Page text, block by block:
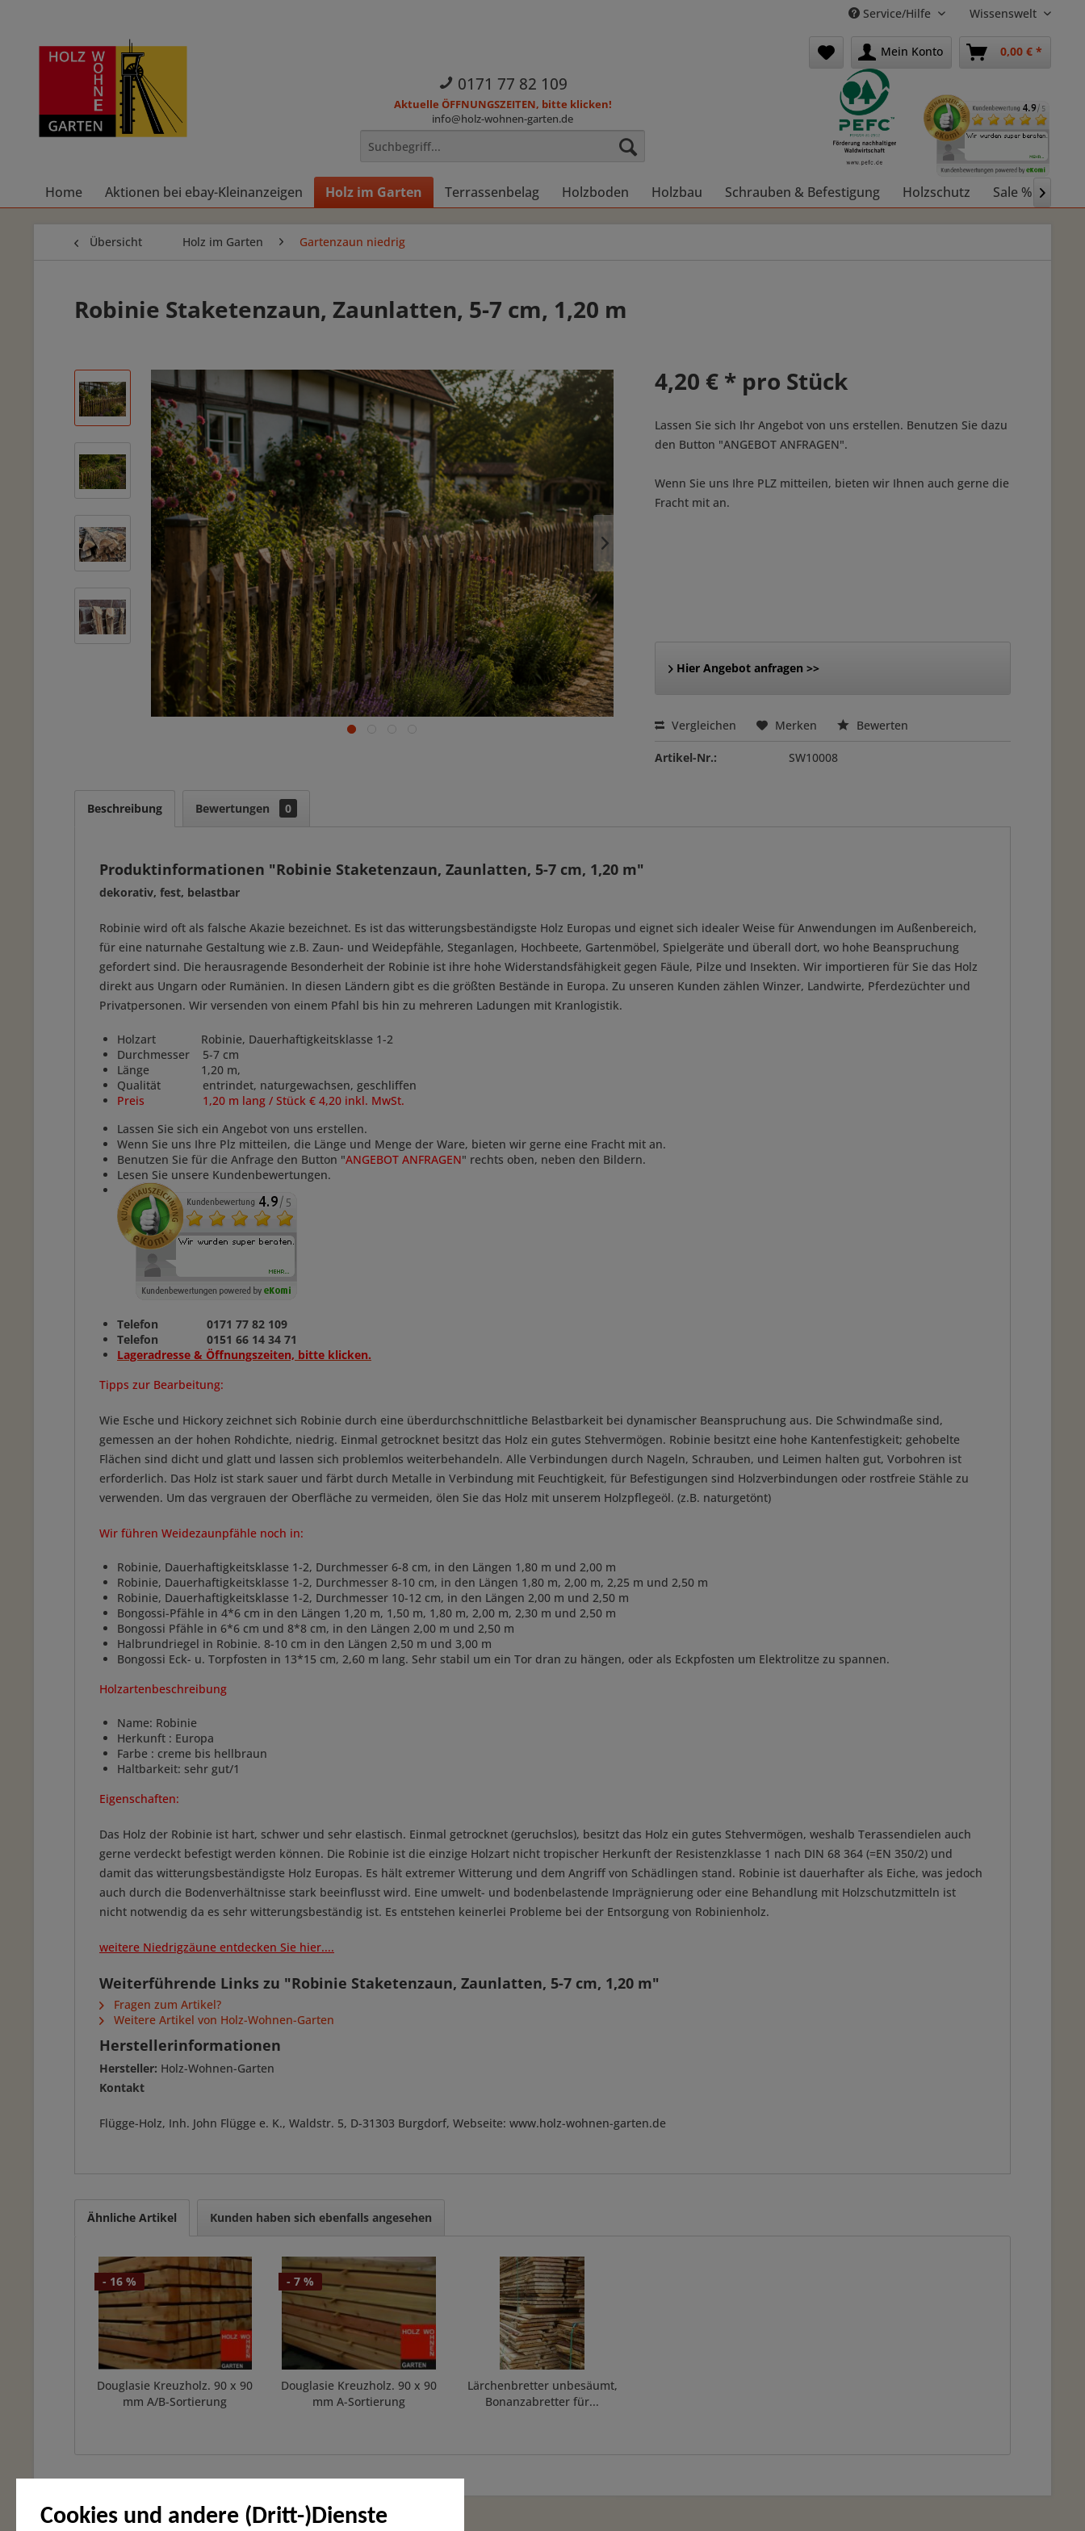
Cookies und andere (Dritt-)Dienste
Service/Hilfe Wissenswelt
Mein Konto 0,00 € *
0171 77 82 109
Aktuelle ÖFFNUNGSZEITEN, bitte klicken!
info@holz-wohnen-garten.de
Home Aktionen bei ebay-Kleinanzeigen Holz im Garten Terrassenbelag Holzboden Holzbau Schrauben & Befestigung Holzschutz Sale % 
Übersicht Holz im Garten Gartenzaun niedrig
Robinie Staketenzaun, Zaunlatten, 5-7 cm, 1,20 m
4,20 € * pro Stück
Lassen Sie sich Ihr Angebot von uns erstellen. Benutzen Sie dazu
den Button "ANGEBOT ANFRAGEN".
Wenn Sie uns Ihre PLZ mitteilen, bieten wir Ihnen auch gerne die
Fracht mit an.
Hier Angebot anfragen >>
Vergleichen Merken Bewerten
Artikel-Nr.: SW10008
Beschreibung Bewertungen 0
Produktinformationen "Robinie Staketenzaun, Zaunlatten, 5-7 cm, 1,20 m"
dekorativ, fest, belastbar
Robinie wird oft als falsche Akazie bezeichnet. Es ist das witterungsbeständigste Holz Europas und eignet sich idealer Weise für Anwendungen im Außenbereich,
für eine naturnahe Gestaltung wie z.B. Zaun- und Weidepfähle, Steganlagen, Hochbeete, Gartenmöbel, Spielgeräte und überall dort, wo hohe Beanspruchung
gefordert sind. Die herausragende Besonderheit der Robinie ist ihre hohe Widerstandsfähigkeit gegen Fäule, Pilze und Insekten. Wir importieren für Sie das Holz
direkt aus Ungarn oder Rumänien. In diesen Ländern gibt es die größten Bestände in Europa. Zu unseren Kunden zählen Winzer, Landwirte, Pferdezüchter und
Privatpersonen. Wir versenden von einem Pfahl bis hin zu mehreren Ladungen mit Kranlogistik.
Holzart Robinie, Dauerhaftigkeitsklasse 1-2
Durchmesser 5-7 cm
Länge 1,20 m,
Qualität entrindet, naturgewachsen, geschliffen
Preis 1,20 m lang / Stück € 4,20 inkl. MwSt.
Lassen Sie sich ein Angebot von uns erstellen.
Wenn Sie uns Ihre Plz mitteilen, die Länge und Menge der Ware, bieten wir gerne eine Fracht mit an.
Benutzen Sie für die Anfrage den Button "ANGEBOT ANFRAGEN" rechts oben, neben den Bildern.
Lesen Sie unsere Kundenbewertungen.
Telefon 0171 77 82 109
Telefon 0151 66 14 34 71
Lageradresse & Öffnungszeiten, bitte klicken.
Tipps zur Bearbeitung:
Wie Esche und Hickory zeichnet sich Robinie durch eine überdurchschnittliche Belastbarkeit bei dynamischer Beanspruchung aus. Die Schwindmaße sind,
gemessen an der hohen Rohdichte, niedrig. Einmal getrocknet besitzt das Holz ein gutes Stehvermögen. Robinie besitzt eine hohe Kantenfestigkeit; gehobelte
Flächen sind dicht und glatt und lassen sich problemlos weiterbehandeln. Alle Verbindungen durch Nageln, Schrauben, und Leimen halten gut, Vorbohren ist
erforderlich. Das Holz ist stark sauer und färbt durch Metalle in Verbindung mit Feuchtigkeit, für Befestigungen sind Holzverbindungen oder rostfreie Stähle zu
verwenden. Um das vergrauen der Oberfläche zu vermeiden, ölen Sie das Holz mit unserem Holzpflegeöl. (z.B. naturgetönt)
Wir führen Weidezaunpfähle noch in:
Robinie, Dauerhaftigkeitsklasse 1-2, Durchmesser 6-8 cm, in den Längen 1,80 m und 2,00 m
Robinie, Dauerhaftigkeitsklasse 1-2, Durchmesser 8-10 cm, in den Längen 1,80 m, 2,00 m, 2,25 m und 2,50 m
Robinie, Dauerhaftigkeitsklasse 1-2, Durchmesser 10-12 cm, in den Längen 2,00 m und 2,50 m
Bongossi-Pfähle in 4*6 cm in den Längen 1,20 m, 1,50 m, 1,80 m, 2,00 m, 2,30 m und 2,50 m
Bongossi Pfähle in 6*6 cm und 8*8 cm, in den Längen 2,00 m und 2,50 m
Halbrundriegel in Robinie. 8-10 cm in den Längen 2,50 m und 3,00 m
Bongossi Eck- u. Torpfosten in 13*15 cm, 2,60 m lang. Sehr stabil um ein Tor dran zu hängen, oder als Eckpfosten um Elektrolitze zu spannen.
Holzartenbeschreibung
Name: Robinie
Herkunft : Europa
Farbe : creme bis hellbraun
Haltbarkeit: sehr gut/1
Eigenschaften:
Das Holz der Robinie ist hart, schwer und sehr elastisch. Einmal getrocknet (geruchslos), besitzt das Holz ein gutes Stehvermögen, weshalb Terassendielen auch
gerne verdeckt befestigt werden können. Die Robinie ist die einzige Holzart nicht tropischer Herkunft der Resistenzklasse 1 nach DIN 68 364 (=EN 350/2) und
damit das witterungsbeständigste Holz Europas. Es hält extremer Witterung und dem Angriff von Schädlingen stand. Robinie ist dauerhafter als Eiche, was jedoch
auch durch die Bodenverhältnisse stark beeinflusst wird. Eine umwelt- und bodenbelastende Imprägnierung oder eine Behandlung mit Holzschutzmitteln ist
nicht notwendig da es sehr witterungsbeständig ist. Es entstehen keinerlei Probleme bei der Entsorgung von Robinienholz.
weitere Niedrigzäune entdecken Sie hier....
Weiterführende Links zu "Robinie Staketenzaun, Zaunlatten, 5-7 cm, 1,20 m"
Fragen zum Artikel?
Weitere Artikel von Holz-Wohnen-Garten
Herstellerinformationen
Hersteller: Holz-Wohnen-Garten
Kontakt
Flügge-Holz, Inh. John Flügge e. K., Waldstr. 5, D-31303 Burgdorf, Webseite: www.holz-wohnen-garten.de
Ähnliche Artikel Kunden haben sich ebenfalls angesehen
- 16 %
Douglasie Kreuzholz. 90 x 90
mm A/B-Sortierung
- 7 %
Douglasie Kreuzholz. 90 x 90
mm A-Sortierung
Lärchenbretter unbesäumt,
Bonanzabretter für...